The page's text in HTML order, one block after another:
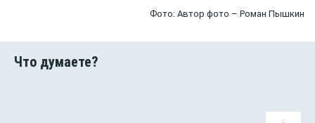
Фото: Автор фото – Роман Пышкин